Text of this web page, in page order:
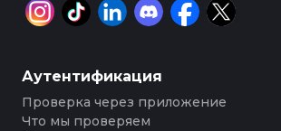
Аутентификация
Проверка через приложение
Что мы проверяем